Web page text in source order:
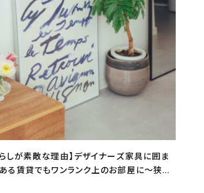
しが素敵な理由】デザイナーズ家具に囲ま
る賃貸でもワンランク上のお部屋に〜狭く
しのこと（_____chika708さん）